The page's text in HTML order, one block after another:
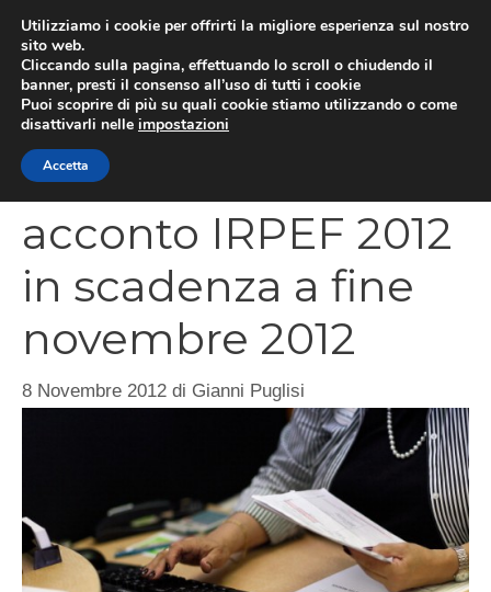
contenuto
Versamento
acconto IRPEF 2012
in scadenza a fine
novembre 2012
8 Novembre 2012 di Gianni Puglisi
Utilizziamo i cookie per offrirti la migliore esperienza sul nostro
sito web.
Cliccando sulla pagina, effettuando lo scroll o chiudendo il
banner, presti il consenso all’uso di tutti i cookie
Puoi scoprire di più su quali cookie stiamo utilizzando o come
disattivarli nelle impostazioni
Accetta